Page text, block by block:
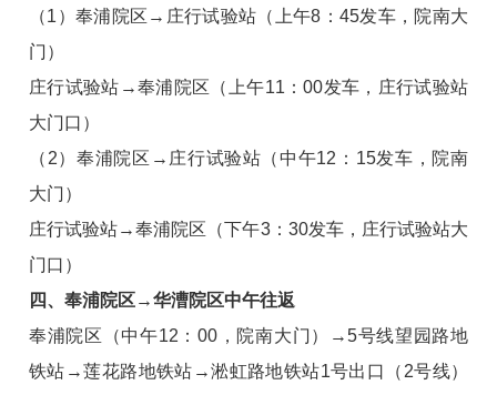
（1）奉浦院区→庄行试验站（上午8：45发车，院南大
门）
庄行试验站→奉浦院区（上午11：00发车，庄行试验站
大门口）
（2）奉浦院区→庄行试验站（中午12：15发车，院南
大门）
庄行试验站→奉浦院区（下午3：30发车，庄行试验站大
门口）
四、奉浦院区→华漕院区中午往返
奉浦院区（中午12：00，院南大门）→5号线望园路地
铁站→莲花路地铁站→淞虹路地铁站1号出口（2号线）